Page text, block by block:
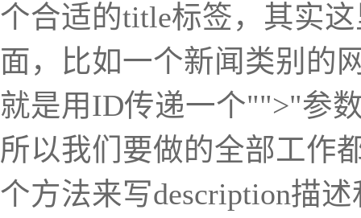
个合适的title标签，其实
面，比如一个新闻类别的
就是用ID传递一个"">"参
所以我们要做的全部工作
个方法来写description描